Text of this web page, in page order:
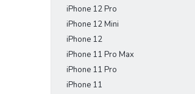
iPhone 12 Pro
iPhone 12 Mini
iPhone 12
iPhone 11 Pro Max
iPhone 11 Pro
iPhone 11